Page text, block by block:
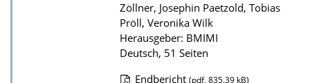
Zöllner, Josephin Paetzold, Tobias
Pröll, Veronika Wilk
Herausgeber: BMIMI
Deutsch, 51 Seiten
Endbericht (pdf, 835.39 kB)